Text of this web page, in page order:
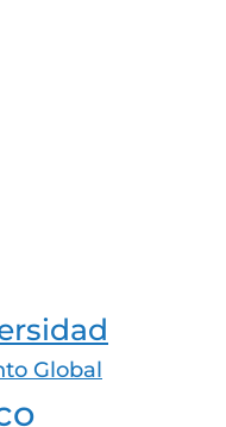
Global